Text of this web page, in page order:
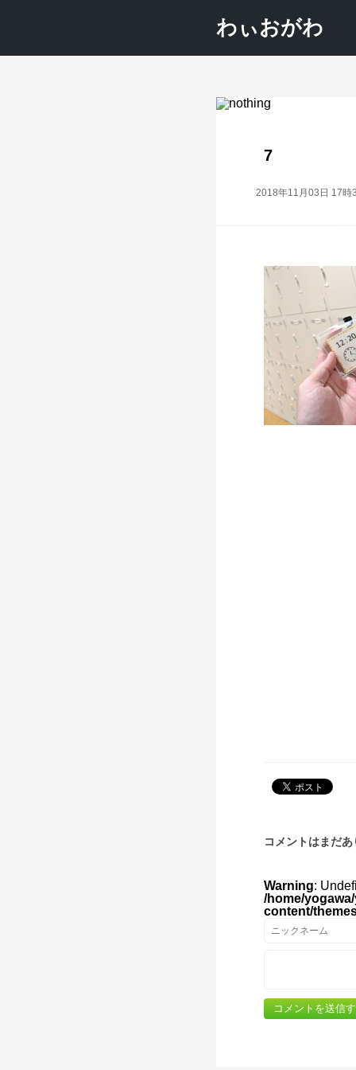
わぃおがわ
7
2018年11月03日 17時
コメントはまだ
Warning:
/home/
content/